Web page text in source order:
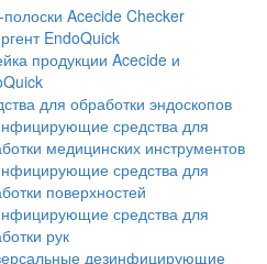
полоски Acecide Checker
EndoQuick
продукции Acecide и
для обработки эндоскопов
средства для
медицинских инструментов
средства для
поверхностей
средства для
рук
дезинфицирующие